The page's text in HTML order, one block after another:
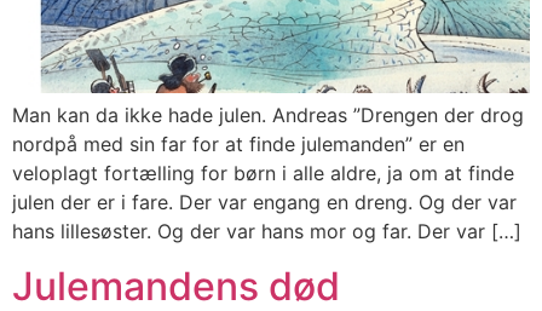
Man kan da ikke hade julen. Andreas ”Drengen der drog
nordpå med sin far for at finde julemanden” er en
veloplagt fortælling for børn i alle aldre, ja om at finde
julen der er i fare. Der var engang en dreng. Og der var
hans lillesøster. Og der var hans mor og far. Der var […]
Julemandens død